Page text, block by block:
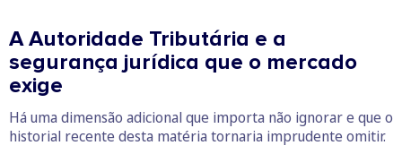
A Autoridade Tributária e a
segurança jurídica que o mercado
exige
Há uma dimensão adicional que importa não ignorar e que o
historial recente desta matéria tornaria imprudente omitir.